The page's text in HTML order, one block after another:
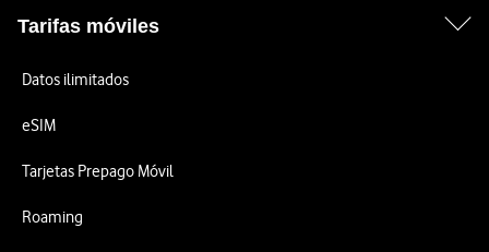
Tarifas móviles
Datos ilimitados
eSIM
Tarjetas Prepago Móvil
Roaming